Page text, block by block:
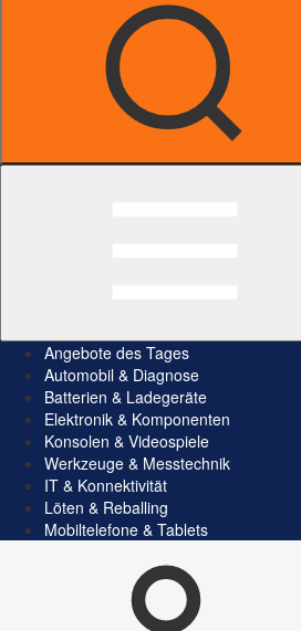
Angebote des Tages
Automobil & Diagnose
Batterien & Ladegeräte
Elektronik & Komponenten
Konsolen & Videospiele
Werkzeuge & Messtechnik
IT & Konnektivität
Löten & Reballing
Mobiltelefone & Tablets